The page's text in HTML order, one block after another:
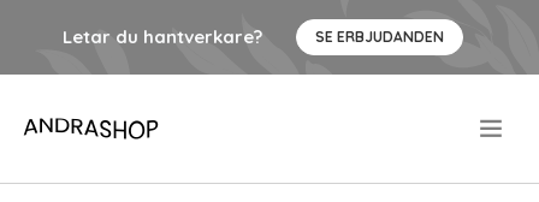
Letar du hantverkare? SE ERBJUDANDEN